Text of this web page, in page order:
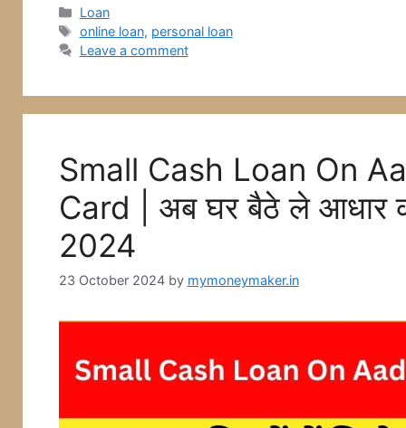
o
o
p
p
Categories
Loan
Tags
online loan, personal loan
Leave a comment
Small Cash Loan On
Card | अब घर बैठे ले आधार
2024
23 October 2024 by mymoneymaker.in